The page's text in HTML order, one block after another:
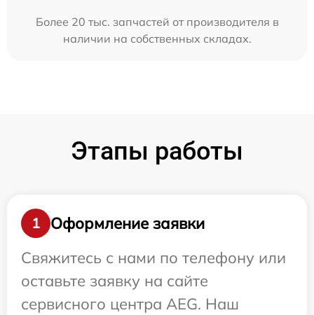
Более 20 тыс. запчастей от производителя в
наличии на собственных складах.
Этапы работы
1
Оформление заявки
Свяжитесь с нами по телефону или
оставьте заявку на сайте
сервисного центра AEG. Наш